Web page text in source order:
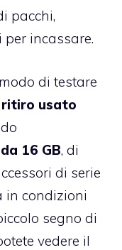
pacchi,
incassare.
di testare
usato
16 GB, di
di serie
in condizioni
segno di
vedere il